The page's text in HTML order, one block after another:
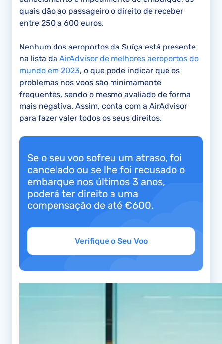
quais dão ao passageiro o direito de receber
entre 250 a 600 euros.
Nenhum dos aeroportos da Suíça está presente
na lista da AirAdvisor de melhores aeroportos do
mundo em 2023, o que pode indicar que os
problemas nos voos são minimamente
frequentes, sendo o mesmo avaliado de forma
mais negativa. Assim, conta com a AirAdvisor
para fazer valer todos os seus direitos.
Se o seu voo sofreu um atraso, foi
cancelado ou se lhe foi recusado o
embarque nos últimos 3 anos,
poderá ter direito a uma
compensação de até €600.
Verifique o Seu Voo